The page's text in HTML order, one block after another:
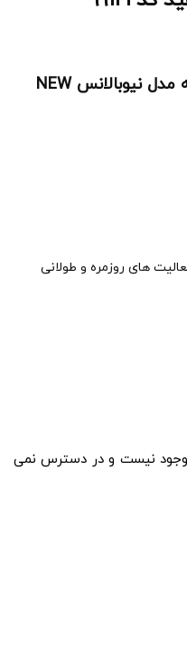
کفش و کتانی بزرگ پا و مردانه مدل نیوبالانس NEW
های روزمره و طولانی
نیست و در دسترس نمی